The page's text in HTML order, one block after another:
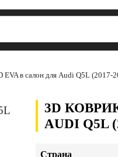
EVA в салон для Audi Q5L
3D
AUDI Q5L
Страна